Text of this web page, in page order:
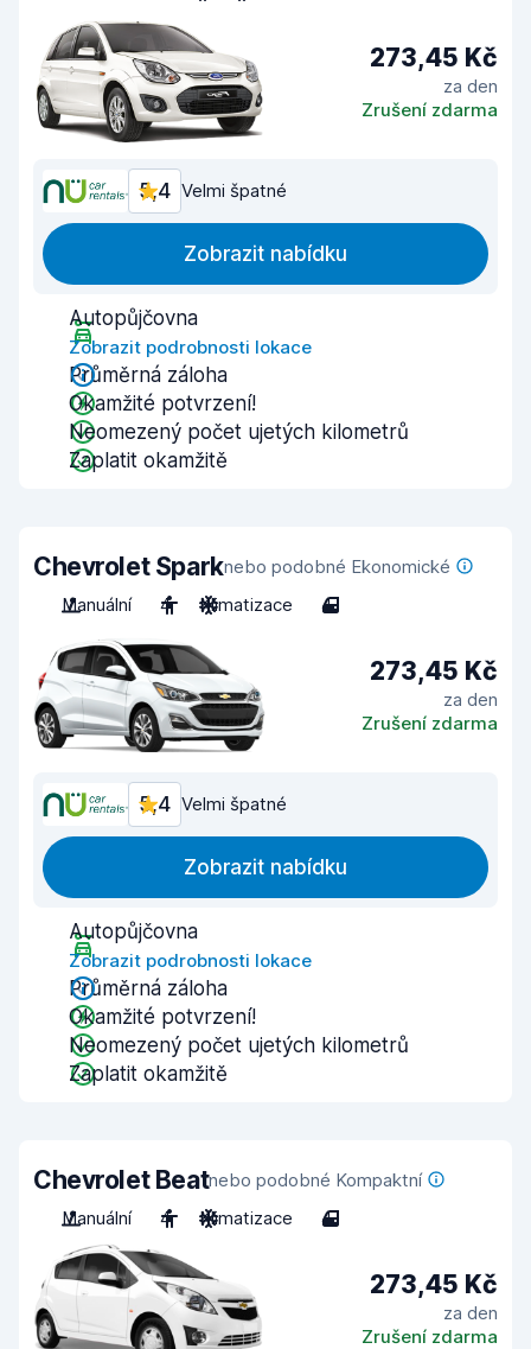
273,45 Kč
za den
Zrušení zdarma
5,4 Velmi špatné
Zobrazit nabídku
Autopůjčovna
Zobrazit podrobnosti lokace
Průměrná záloha
Okamžité potvrzení!
Neomezený počet ujetých kilometrů
Zaplatit okamžitě
Chevrolet Sparknebo podobné Ekonomické
Manuální
4 Klimatizace 4
273,45 Kč
za den
Zrušení zdarma
5,4 Velmi špatné
Zobrazit nabídku
Autopůjčovna
Zobrazit podrobnosti lokace
Průměrná záloha
Okamžité potvrzení!
Neomezený počet ujetých kilometrů
Zaplatit okamžitě
Chevrolet Beatnebo podobné Kompaktní
Manuální
4 Klimatizace 4
273,45 Kč
za den
Zrušení zdarma